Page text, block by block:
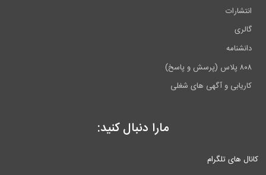
انتشارات
گالری
دانشنامه
۸۰۸ پلاس (پرسش و پاسخ)
کاریابی و آگهی های شغلی
مارا دنبال کنید:
کانال های تلگرام